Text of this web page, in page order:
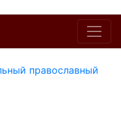
православный